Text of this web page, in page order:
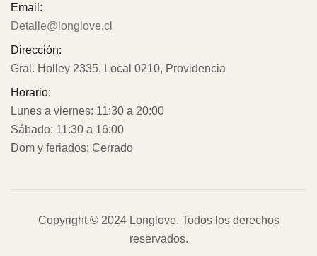
Email:
Detalle@longlove.cl
Dirección:
Gral. Holley 2335, Local 0210, Providencia
Horario:
Lunes a viernes: 11:30 a 20:00
Sábado: 11:30 a 16:00
Dom y feriados: Cerrado
Copyright © 2024 Longlove. Todos los derechos
reservados.